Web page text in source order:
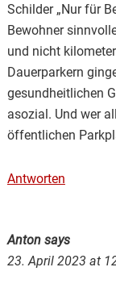
Schilder „Nur für
Bewohner
und nicht
Dauerparkern
gesundheitlichen
asozial. Und wer
öffentlichen
Antworten
Anton says
23. April 2023 at